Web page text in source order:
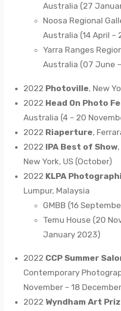
Australia (27
Noosa Regional
Australia (14 April –
Yarra Ranges
Australia (07 June
2022 Photoville, New
2022 Head On Photo
Australia (4 – 20
2022 Riaperture,
2022 IPA Best of Show
New York, US (October)
2022 KLPA
Lumpur, Malaysia
GMBB (16
Temu House (20
January 2023)
2022 CCP Summer
Contemporary
November – 18
2022 Wyndham Art